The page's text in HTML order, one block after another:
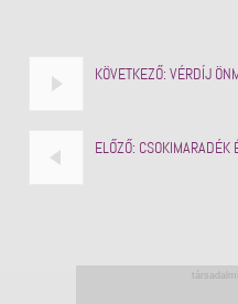
KÖVETKEZŐ: VÉRDÍJ
ELŐZŐ: